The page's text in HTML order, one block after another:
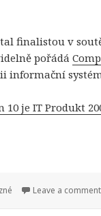
finalistou v
pořádá
informační
10 je IT Produkt
Leave a comment